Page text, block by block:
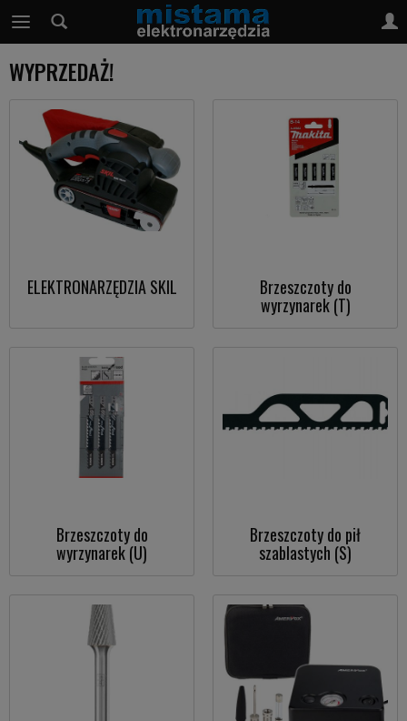
WYPRZEDAŻ!
ELEKTRONARZĘDZIA SKIL Brzeszczoty do
wyrzynarek (T)
Brzeszczoty do
wyrzynarek (U)
Brzeszczoty do pił
szablastych (S)